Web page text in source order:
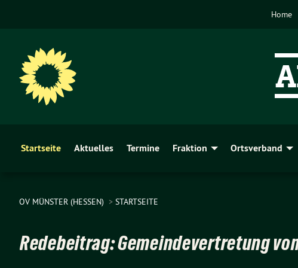
Home
Startseite Aktuelles Termine Fraktion Ortsverband
OV MÜNSTER (HESSEN) STARTSEITE
Redebeitrag: Gemeindevertretung